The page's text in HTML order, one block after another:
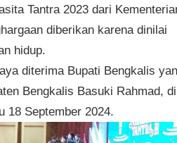
Tantra 2023 dari
diberikan karena dinilai
hidup.
diterima Bupati Bengkalis
Bengkalis Basuki Rahmad, di
18 September 2024.